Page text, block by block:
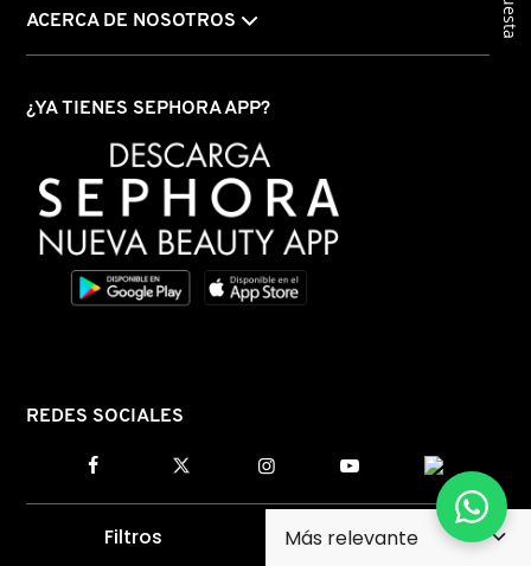
Filtros
ACERCA DE NOSOTROS
¿YA TIENES SEPHORA APP?
REDES SOCIALES